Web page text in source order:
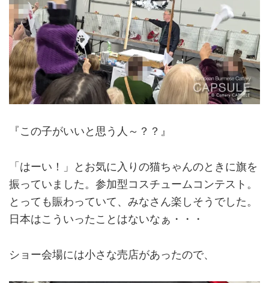
『この子がいいと思う人～？？』
「はーい！」とお気に入りの猫ちゃんのときに旗を
振っていました。参加型コスチュームコンテスト。
とっても賑わっていて、みなさん楽しそうでした。
日本はこういったことはないなぁ・・・
ショー会場には小さな売店があったので、